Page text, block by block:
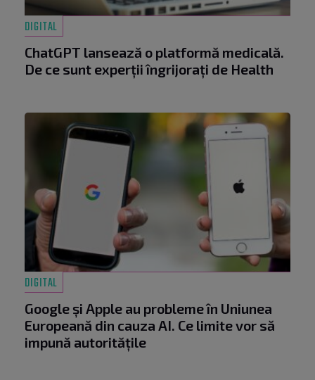
DIGITAL
ChatGPT lansează o platformă medicală.
De ce sunt experții îngrijorați de Health
DIGITAL
Google și Apple au probleme în Uniunea
Europeană din cauza AI. Ce limite vor să
impună autoritățile